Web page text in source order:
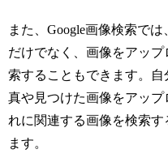
また、Google画像検索では
だけでなく、画像をアップ
索することもできます。自
真や見つけた画像をアップ
れに関連する画像を検索す
ます。